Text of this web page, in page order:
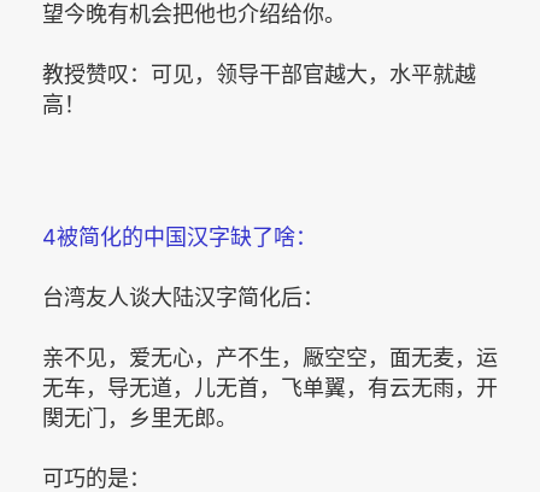
望今晚有机会把他也介绍给你。
教授赞叹：可见，领导干部官越大，水平就越
高！
4被简化的中国汉字缺了啥：
台湾友人谈大陆汉字简化后：
亲不见，爱无心，产不生，厰空空，面无麦，运
无车，导无道，儿无首，飞单翼，有云无雨，开
関无门，乡里无郎。
可巧的是：